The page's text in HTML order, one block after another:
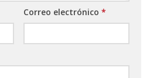
Correo electrónico *